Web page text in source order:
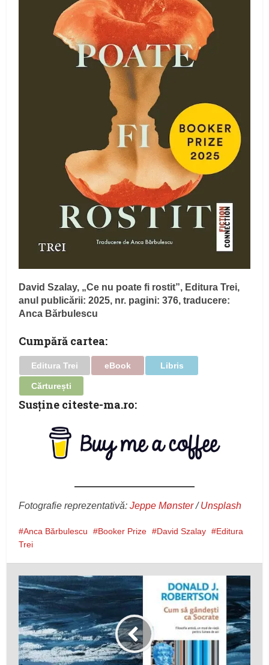
David Szalay, „Ce nu poate fi rostit”, Editura Trei,
anul publicării: 2025, nr. pagini: 376, traducere:
Anca Bărbulescu
Cumpără cartea:
Editura Trei eBook Libris
Cărturești
Susţine citeste-ma.ro:
Fotografie reprezentativă:Jeppe Mønster/Unsplash
Anca Bărbulescu Booker Prize David Szalay
Editura
Trei